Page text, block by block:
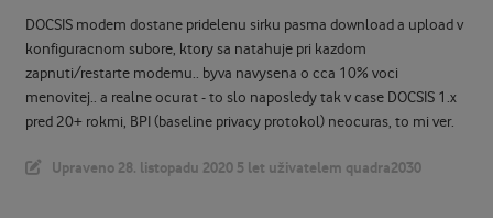
DOCSIS modem dostane pridelenu sirku pasma download a upload v
konfiguracnom subore, ktory sa natahuje pri kazdom
zapnuti/restarte modemu.. byva navysena o cca 10% voci
menovitej.. a realne ocurat - to slo naposledy tak v case DOCSIS 1.x
pred 20+ rokmi, BPI (baseline privacy protokol) neocuras, to mi ver.
Upraveno 28. listopadu 2020 5 let uživatelem quadra2030